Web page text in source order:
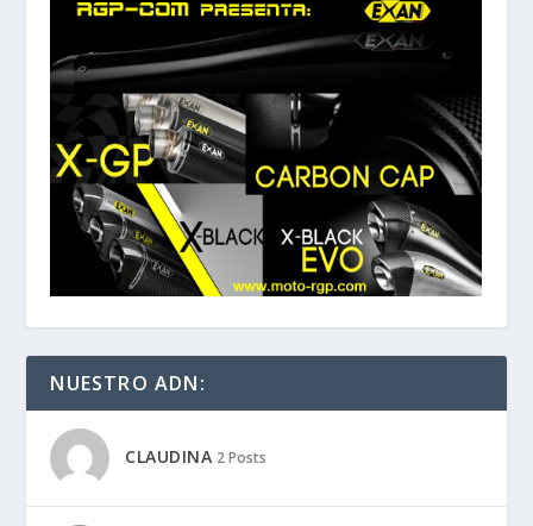
NUESTRO ADN:
CLAUDINA 2 Posts